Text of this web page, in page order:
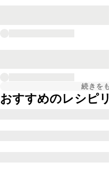
続きを
おすすめのレシピ